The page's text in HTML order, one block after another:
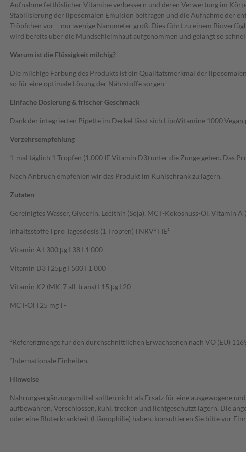
Aufnahme fettlöslicher Vitamine verbessern und deren Verwertung im
Stabilisierung der liposomalen Emulsion beitragen und die Aufnahme der
Tröpfchen vor – nur wenige Nanometer groß. Dies führt zu einem
wird bereits über die Mundschleimhaut aufgenommen und gelangt so
Warum ist die Flüssigkeit milchig?
Die milchige Färbung des Produkts ist ein Qualitätsmerkmal der
so für eine optimale Lösung der Nährstoffe sorgen
Einfache Dosierung & frischer Geschmack
Dank der integrierten Pipette im Deckel lässt sich LipoVitamine 1000
Verzehrsempfehlung
1-mal täglich 1 Tropfen (1.000 IE Vitamin D3) unter die Zunge geben. Das
Nach Anbruch empfehlen wir das Produkt im Kühlschrank zu lagern.
Zutaten
Gereinigtes Wasser, Glycerin, Lecithin (Soja), MCT-Kokosnuss-Öl,
Inhaltsstoffe I pro Tagesdosis (1 Tropfen) I NRV¹ I IE²
Vitamin A I 300 μg I 38 I 1 000
Vitamin D3 I 25μg I 500 I 1 000
Vitamin K2 (MK-7 all-trans) I 15 μg I 20
MCT-Öl I 25 mg I -
¹Referenzmenge für den durchschnittlichen Erwachsenen nach VO (EU)
²Internationale Einheiten.
Hinweise
Nahrungsergänzungsmittel sollten nicht als Ersatz für eine ausgewogene
aufbewahren. Verschlossen, kühl, trocken und lichtgeschützt lagern. Die
oder eine Bluterkrankheit (Hämophilie) haben, konsultieren Sie bitte vor